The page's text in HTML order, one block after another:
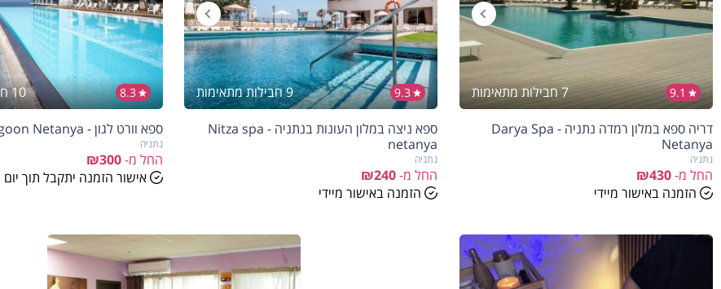
9.1 7 חבילות מתאימות
דריה ספא במלון רמדה נתניה - Darya Spa
Netanya
נתניה
החל מ-₪430
הזמנה באישור מיידי
9.3 9 חבילות מתאימות
ספא ניצה במלון העונות בנתניה - Nitza spa
netanya
נתניה
החל מ-₪240
הזמנה באישור מיידי
8.3 10 חבילות מתאימות
ספא וורט לגון - SPA Vert Lagoon Netanya
נתניה
החל מ-₪300
אישור הזמנה יתקבל תוך